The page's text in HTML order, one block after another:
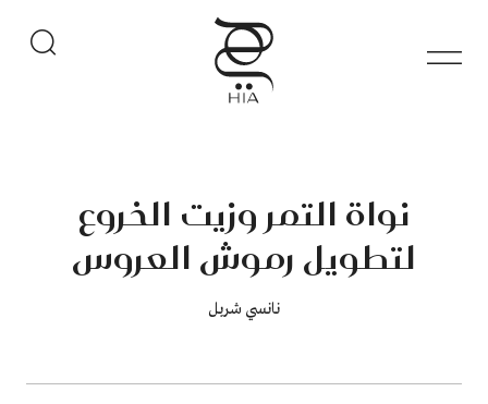
نواة التمر وزيت الخروع
لتطويل رموش العروس
نانسي شربل